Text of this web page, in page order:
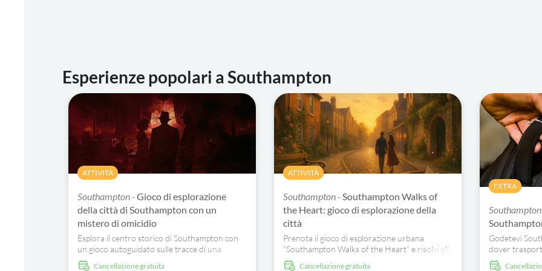
Esperienze popolari a Southampton
ATTIVITÀ
Southampton -Gioco di esplorazione
della città di Southampton con un
mistero di omicidio
Esplora il centro storico di Southampton con
un gioco autoguidato sulle tracce di una
blogger di viaggi assassinata. Visita luoghi
Cancellazione gratuita
ATTIVITÀ
Southampton -Southampton Walks of
the Heart: gioco di esplorazione della
città
Prenota il gioco di esplorazione urbana
“Southampton Walks of the Heart” e risolvi gli
indizi mentre scopri luoghi romantici, angoli
Cancellazione gratuita
EXTRA
Godetevi
dover
questo